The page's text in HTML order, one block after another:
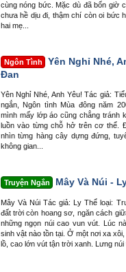
cùng nóng bức. Mặc dù đã bốn giờ
chưa hề dịu đi, thậm chí còn oi bức
hai mẹ...
Ngôn Tình
Yên Nghỉ Nhé,
Đan
Yên Nghỉ Nhé, Anh Yêu! Tác giả:
ngắn, Ngôn tình Mùa đông năm
mình mấy lớp áo cũng chẳng tránh
luồn vào từng chỗ hở trên cơ thể.
nhìn từng hàng cây dựng đứng,
không gian...
Truyện Ngắn Mây Và Núi -
Mây Và Núi Tác giả: Ly Thể loại:
đất trời còn hoang sơ, ngăn cách
những ngọn núi cao vun vút. Lúc
sinh vật nào tồn tại. Ở một nơi xa
lồ, cao lớn vút tận trời xanh. Lưng núi